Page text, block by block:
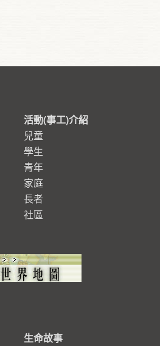
活動(事工)介紹
兒童
學生
青年
家庭
長者
社區
生命故事